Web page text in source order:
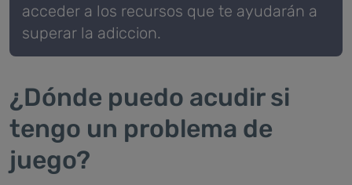
acceder a los recursos que te ayudarán a
superar la adiccion.
¿Dónde puedo acudir si
tengo un problema de
juego?